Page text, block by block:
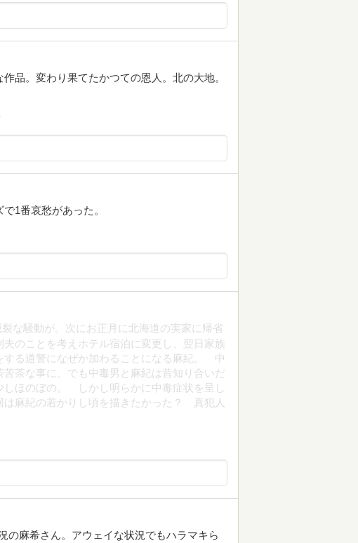
品。変わり果てたかつての恩人。北の大地。
1番哀愁があった。
な騒動が。次にお正月に北海道の実家に帰省
のことを考えホテル宿泊に変更し、翌日家族
る道警になぜか加わることになる麻紀。 中
茶な事に、でも中毒男と麻紀は昔知り合いだ
ほのぼの。 しかし明らかに中毒症状を呈し
麻紀の若かりし頃を描きたかった？ 真犯人
の麻希さん。アウェイな状況でもハラマキら